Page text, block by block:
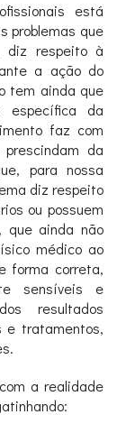
está
problemas que
diz respeito à
a ação do
tem ainda que
específica da
faz com
da
para nossa
diz respeito
ou possuem
que ainda não
médico ao
forma correta,
sensíveis e
resultados
e tratamentos,
a realidade